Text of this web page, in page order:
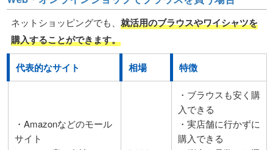
ネットショッピングでも、 就活用のブラウスやワイシャツを
購入することができます。
代表的なサイト 相場 特徴
・Amazonなどのモール
サイト
・ブラウスも安く購
入できる
・実店舗に行かずに
購入できる